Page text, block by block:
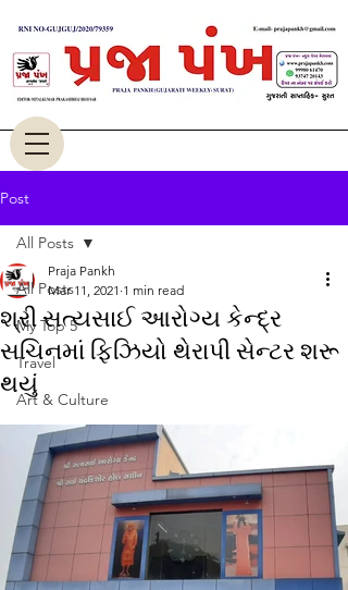
Post
All Posts
My Top 5
Travel
Art & Culture
All Posts
શ્રી સત્યસાઈ આરોગ્ય કેન્દ્ર
સચિનમાં ફિઝિયો થેરાપી સેન્ટર શરૂ
થયું
Praja Pankh
Mar 11, 2021 1 min read